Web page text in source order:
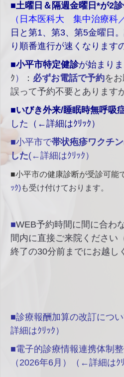
■土曜日＆隔週金曜日*が2
（日本医科大 集中治療科
日と第1、第3、第5金曜日
り順番進行が速くなります
■小平市特定健診が始まり
ｸ ） ： 必ずお電話で予約を
誤って予約不要とあります
■いびき外来/睡眠時無呼吸
した（←詳細はｸﾘｯｸ）
■小平市で帯状疱疹ワクチ
した(←詳細はｸﾘｯｸ）
■小平市の健康診断が受診可能
ｯｸ)も受け付けております。
■WEB予約時間に間に合わ
間内に直接ご来院ください
終了の30分前までにお越し
■診療報酬加算の改訂につ
詳細はｸﾘｯｸ）
■電子的診療情報連携体制
（2026年6月）
（←詳細はｸﾘ